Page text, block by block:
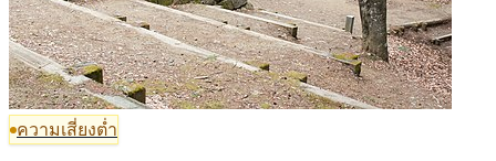
ความเสี่ยงต่ำ